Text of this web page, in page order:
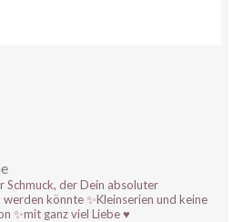
Schmuck, der Dein absoluter
werden könnte✨Kleinserien und keine
✨mit ganz viel Liebe ♥️